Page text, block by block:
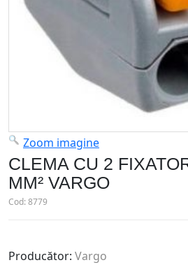
Zoom imagine
CLEMA CU 2
MM² VARGO
Cod:8779
Producător: Vargo